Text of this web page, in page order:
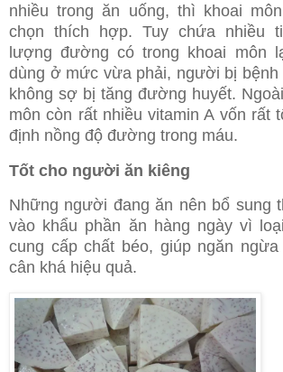
nhiều trong ăn uống, thì khoai
chọn thích hợp. Tuy chứa nhiều
lượng đường có trong khoai môn
dùng ở mức vừa phải, người bị bệnh
không sợ bị tăng đường huyết.
môn còn rất nhiều vitamin A vốn rất
định nồng độ đường trong máu.
Tốt cho người ăn kiêng
Những người đang ăn nên bổ sung
vào khẩu phần ăn hàng ngày vì
cung cấp chất béo, giúp ngăn
cân khá hiệu quả.